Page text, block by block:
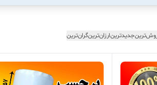
جدیدترینارزان‌ترینگران‌ترین